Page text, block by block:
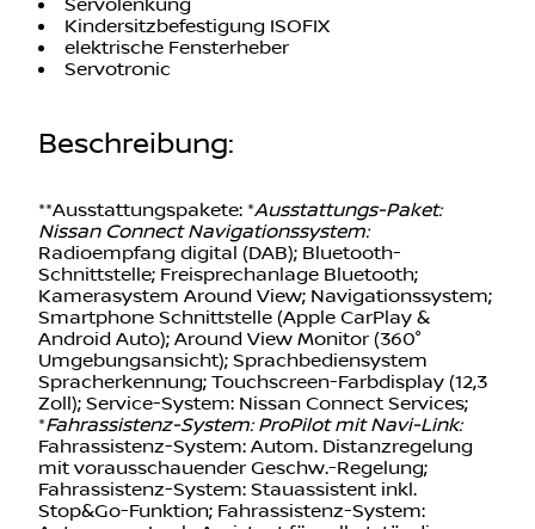
Kindersitzbefestigung ISOFIX
elektrische Fensterheber
Servotronic
Beschreibung:
**Ausstattungspakete: * Ausstattungs-Paket:
Nissan Connect Navigationssystem:
Radioempfang digital (DAB); Bluetooth-
Schnittstelle; Freisprechanlage Bluetooth;
Kamerasystem Around View; Navigationssystem;
Smartphone Schnittstelle (Apple CarPlay &
Android Auto); Around View Monitor (360°
Umgebungsansicht); Sprachbediensystem
Spracherkennung; Touchscreen-Farbdisplay (12,3
Zoll); Service-System: Nissan Connect Services;
*Fahrassistenz-System: ProPilot mit Navi-Link:
Fahrassistenz-System: Autom. Distanzregelung
mit vorausschauender Geschw.-Regelung;
Fahrassistenz-System: Stauassistent inkl.
Stop&Go-Funktion; Fahrassistenz-System:
Autonomer Lenk-Assistent für selbstständiges